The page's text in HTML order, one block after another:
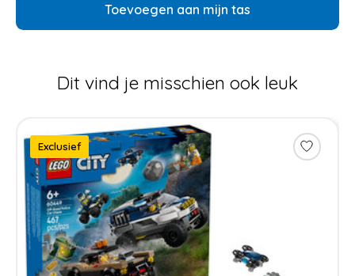
Toevoegen aan mijn tas
Dit vind je misschien ook leuk
Items van productcarrousel
Exclusief